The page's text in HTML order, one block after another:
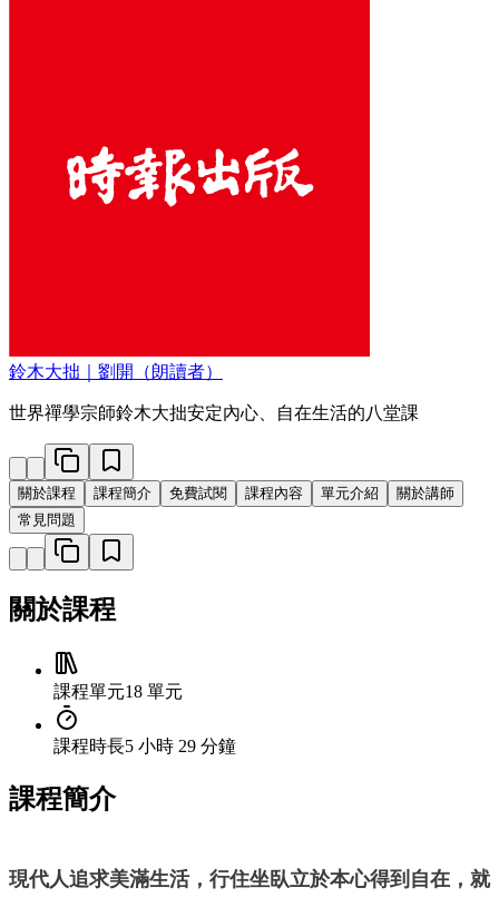
鈴木大拙｜劉開（朗讀者）
世界禪學宗師鈴木大拙安定內心、自在生活的八堂課
關於課程 課程簡介 免費試閱 課程內容 單元介紹
關於講師
常見問題
關於課程
課程單元18 單元
課程時長5 小時 29 分鐘
課程簡介
現代人追求美滿生活，行住坐臥立於本心得到自在，就